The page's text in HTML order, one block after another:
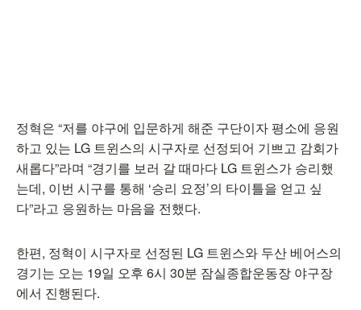
정혁은 “저를 야구에 입문하게 해준 구단이자 평소에 응원
하고 있는 LG 트윈스의 시구자로 선정되어 기쁘고 감회가
새롭다”라며 “경기를 보러 갈 때마다 LG 트윈스가 승리했
는데, 이번 시구를 통해 ‘승리 요정’의 타이틀을 얻고 싶
다”라고 응원하는 마음을 전했다.
한편, 정혁이 시구자로 선정된 LG 트윈스와 두산 베어스의
경기는 오는 19일 오후 6시 30분 잠실종합운동장 야구장
에서 진행된다.